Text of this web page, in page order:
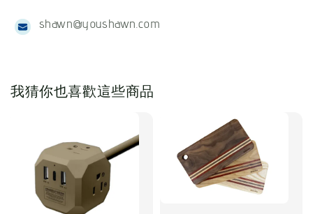
shawn@youshawn.com
我猜你也喜歡這些商品